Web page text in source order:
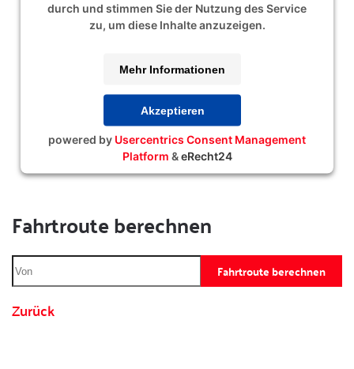
durch und stimmen Sie der Nutzung des Service
zu, um diese Inhalte anzuzeigen.
Mehr Informationen
Akzeptieren
powered by Usercentrics Consent Management
Platform &eRecht24
Fahrtroute berechnen
Fahrtroute berechnen
Zurück